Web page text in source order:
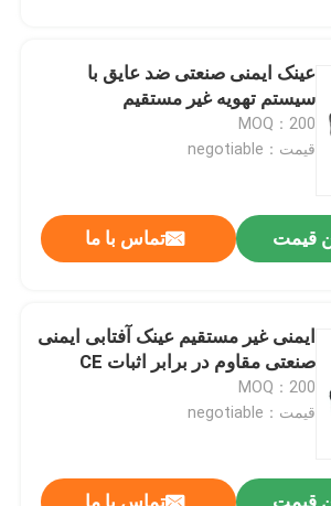
عینک ایمنی صنعتی ضد عایق با
سیستم تهویه غیر مستقیم
MOQ：200
قیمت：negotiable
قیمت تماس با ما
ایمنی غیر مستقیم عینک آفتابی ایمنی
صنعتی مقاوم در برابر اثبات CE
MOQ：200
قیمت：negotiable